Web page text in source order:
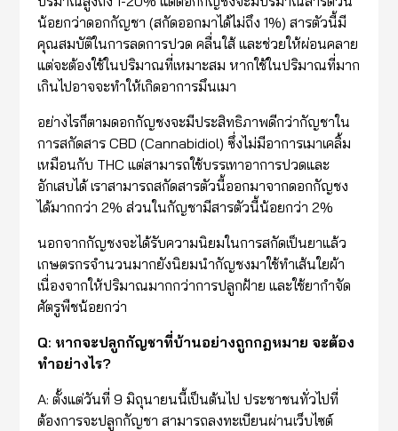
น้อยกว่าดอกกัญชา (สกัดออกมาได้ไม่ถึง 1%) สารตัวนี้มี
คุณสมบัติในการลดการปวด คลื่นใส้ และช่วยให้ผ่อนคลาย
แต่จะต้องใช้ในปริมาณที่เหมาะสม หากใช้ในปริมาณที่มาก
เกินไปอาจจะทำให้เกิดอาการมึนเมา
อย่างไรก็ตามดอกกัญชงจะมีประสิทธิภาพดีกว่ากัญชาใน
การสกัดสาร CBD (Cannabidiol) ซึ่งไม่มีอาการเมาเคลิ้ม
เหมือนกับ THC แต่สามารถใช้บรรเทาอาการปวดและ
อักเสบได้ เราสามารถสกัดสารตัวนี้ออกมาจากดอกกัญชง
ได้มากกว่า 2% ส่วนในกัญชามีสารตัวนี้น้อยกว่า 2%
นอกจากกัญชงจะได้รับความนิยมในการสกัดเป็นยาแล้ว
เกษตรกรจำนวนมากยังนิยมนำกัญชงมาใช้ทำเส้นใยผ้า
เนื่องจากให้ปริมาณมากกว่าการปลูกฝ้าย และใช้ยากำจัด
ศัตรูพืชน้อยกว่า
Q: หากจะปลูกกัญชาที่บ้านอย่างถูกกฎหมาย จะต้อง
ทำอย่างไร?
A: ตั้งแต่วันที่ 9 มิถุนายนนี้เป็นต้นไป ประชาชนทั่วไปที่
ต้องการจะปลูกกัญชา สามารถลงทะเบียนผ่านเว็บไซต์